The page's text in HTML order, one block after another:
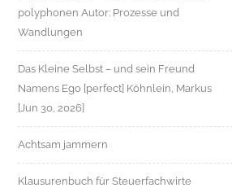
polyphonen Autor: Prozesse und
Wandlungen
Das Kleine Selbst – und sein Freund
Namens Ego [perfect] Köhnlein, Markus
[Jun 30, 2026]
Achtsam jammern
Klausurenbuch für Steuerfachwirte